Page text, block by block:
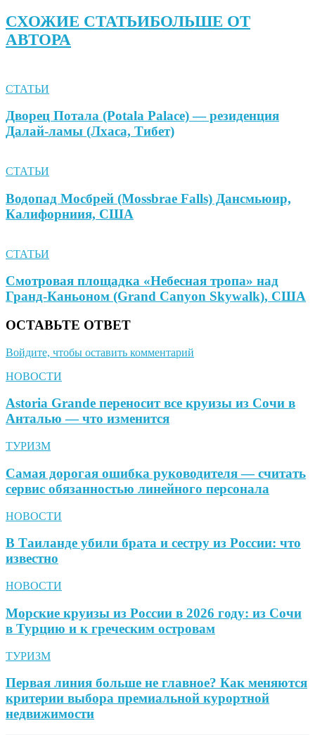
СХОЖИЕ СТАТЬИБОЛЬШЕ ОТ
АВТОРА
СТАТЬИ
Дворец Потала (Potala Palace) — резиденция
Далай-ламы (Лхаса, Тибет)
СТАТЬИ
Водопад Мосбрей (Mossbrae Falls) Дансмьюир,
Калифорниия, США
СТАТЬИ
Смотровая площадка «Небесная тропа» над
Гранд-Каньоном (Grand Canyon Skywalk), США
ОСТАВЬТЕ ОТВЕТ
Войдите, чтобы оставить комментарий
НОВОСТИ
Astoria Grande переносит все круизы из Сочи в
Анталью — что изменится
ТУРИЗМ
Самая дорогая ошибка руководителя — считать
сервис обязанностью линейного персонала
НОВОСТИ
В Таиланде убили брата и сестру из России: что
известно
НОВОСТИ
Морские круизы из России в 2026 году: из Сочи
в Турцию и к греческим островам
ТУРИЗМ
Первая линия больше не главное? Как меняются
критерии выбора премиальной курортной
недвижимости